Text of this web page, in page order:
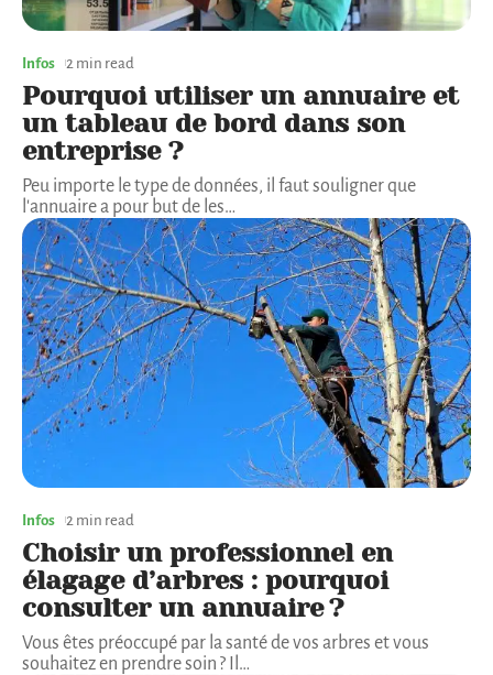
Infos 2 min read
Pourquoi utiliser un annuaire et
un tableau de bord dans son
entreprise ?
Peu importe le type de données, il faut souligner que
l'annuaire a pour but de les…
Infos 2 min read
Choisir un professionnel en
élagage d’arbres : pourquoi
consulter un annuaire ?
Vous êtes préoccupé par la santé de vos arbres et vous
souhaitez en prendre soin ? Il …